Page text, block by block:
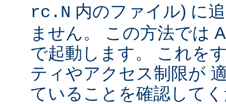
rc.N 内のファイル) に
ません。 この方法では
で起動します。 これを
ティやアクセス制限が
ていることを確認して